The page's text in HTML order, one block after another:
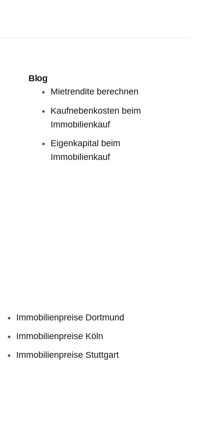
Blog
Mietrendite berechnen
Kaufnebenkosten beim
Immobilienkauf
Eigenkapital beim
Immobilienkauf
Immobilienpreise Dortmund
Immobilienpreise Köln
Immobilienpreise Stuttgart